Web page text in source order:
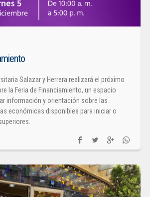
Salazar y Herrera realizará el próximo
la Feria de Financiamiento, un espacio
información y orientación sobre las
económicas disponibles para iniciar o